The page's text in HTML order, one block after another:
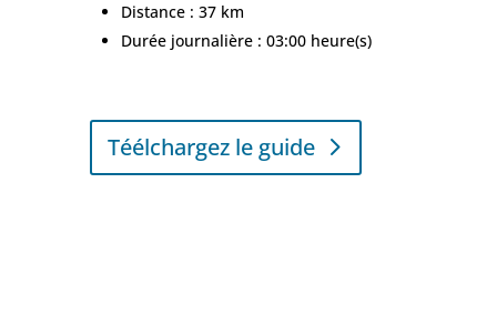
Distance : 37 km
Durée journalière : 03:00 heure(s)
Téélchargez le guide